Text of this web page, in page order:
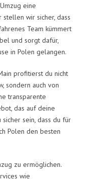
eine
wir sicher, dass
Team kümmert
und sorgt dafür,
in Polen gelangen.
profitierst du nicht
sondern auch von
transparente
das auf deine
sicher sein, dass du für
Polen den besten
zu ermöglichen.
wie